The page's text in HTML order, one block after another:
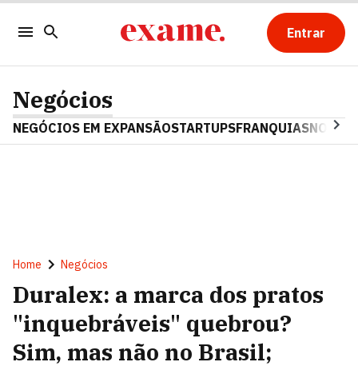
Entrar
Negócios
NEGÓCIOS EM EXPANSÃOSTARTUPSFRANQUIAS
Home Negócios
Duralex: a marca dos pratos
"inquebráveis" quebrou?
Sim, mas não no Brasil;